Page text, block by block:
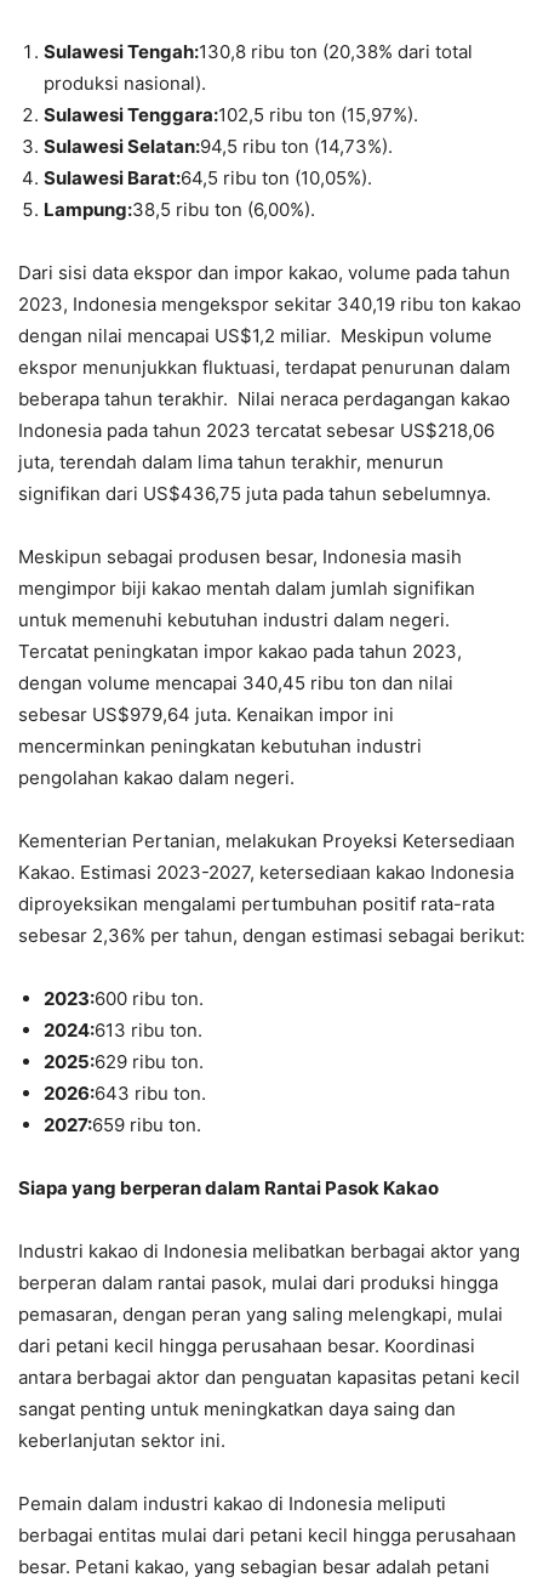
Sulawesi Tengah:130,8 ribu ton (20,38% dari total
produksi nasional).
Sulawesi Tenggara:102,5 ribu ton (15,97%).
Sulawesi Selatan:94,5 ribu ton (14,73%).
Sulawesi Barat:64,5 ribu ton (10,05%).
Lampung:38,5 ribu ton (6,00%).
Dari sisi data ekspor dan impor kakao, volume pada tahun
2023, Indonesia mengekspor sekitar 340,19 ribu ton kakao
dengan nilai mencapai US$1,2 miliar. Meskipun volume
ekspor menunjukkan fluktuasi, terdapat penurunan dalam
beberapa tahun terakhir. Nilai neraca perdagangan kakao
Indonesia pada tahun 2023 tercatat sebesar US$218,06
juta, terendah dalam lima tahun terakhir, menurun
signifikan dari US$436,75 juta pada tahun sebelumnya.
Meskipun sebagai produsen besar, Indonesia masih
mengimpor biji kakao mentah dalam jumlah signifikan
untuk memenuhi kebutuhan industri dalam negeri.
Tercatat peningkatan impor kakao pada tahun 2023,
dengan volume mencapai 340,45 ribu ton dan nilai
sebesar US$979,64 juta. Kenaikan impor ini
mencerminkan peningkatan kebutuhan industri
pengolahan kakao dalam negeri.
Kementerian Pertanian, melakukan Proyeksi Ketersediaan
Kakao. Estimasi 2023-2027, ketersediaan kakao Indonesia
diproyeksikan mengalami pertumbuhan positif rata-rata
sebesar 2,36% per tahun, dengan estimasi sebagai berikut:
2023:600 ribu ton.
2024:613 ribu ton.
2025:629 ribu ton.
2026:643 ribu ton.
2027:659 ribu ton.
Siapa yang berperan dalam Rantai Pasok Kakao
Industri kakao di Indonesia melibatkan berbagai aktor yang
berperan dalam rantai pasok, mulai dari produksi hingga
pemasaran, dengan peran yang saling melengkapi, mulai
dari petani kecil hingga perusahaan besar. Koordinasi
antara berbagai aktor dan penguatan kapasitas petani kecil
sangat penting untuk meningkatkan daya saing dan
keberlanjutan sektor ini.
Pemain dalam industri kakao di Indonesia meliputi
berbagai entitas mulai dari petani kecil hingga perusahaan
besar. Petani kakao, yang sebagian besar adalah petani